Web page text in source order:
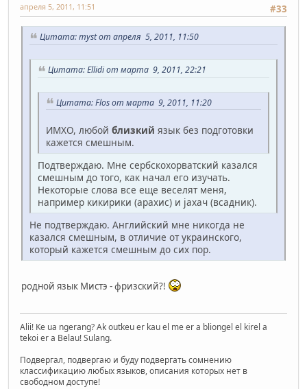
#33
апреля 5, 2011, 11:51
Цитата: myst от апреля 5, 2011, 11:50
Цитата: Ellidi от марта 9, 2011, 22:21
Цитата: Flos от марта 9, 2011, 11:20
ИМХО, любой близкий язык без подготовки
кажется смешным.
Подтверждаю. Мне сербскохорватский казался
смешным до того, как начал его изучать.
Некоторые слова все еще веселят меня,
например кикирики (арахис) и jахач (всадник).
Не подтверждаю. Английский мне никогда не
казался смешным, в отличие от украинского,
который кажется смешным до сих пор.
родной язык Мистэ - фризский?!
Alii! Ke ua ngerang? Ak outkeu er kau el me er a bliongel el kirel a
tekoi er a Belau! Sulang.
Подвергал, подвергаю и буду подвергать сомнению
классификацию любых языков, описания которых нет в
свободном доступе!